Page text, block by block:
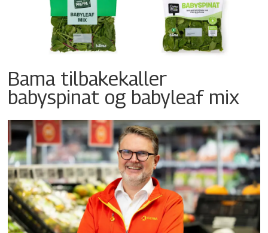
Bama tilbakekaller
babyspinat og babyleaf mix